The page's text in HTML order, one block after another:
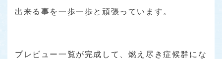
出来る事を一歩一歩と頑張っています。
プレビュー一覧が完成して、燃え尽き症候群にな